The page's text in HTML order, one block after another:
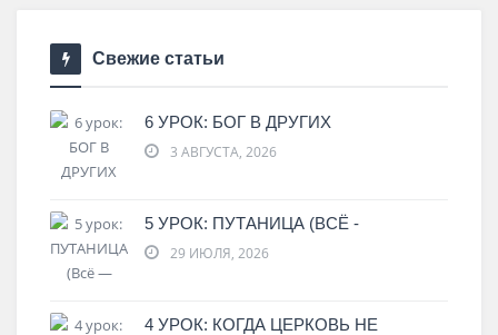
Свежие статьи
6 УРОК: БОГ В ДРУГИХ
3 АВГУСТА, 2026
5 УРОК: ПУТАНИЦА (ВСЁ -
29 ИЮЛЯ, 2026
4 УРОК: КОГДА ЦЕРКОВЬ НЕ